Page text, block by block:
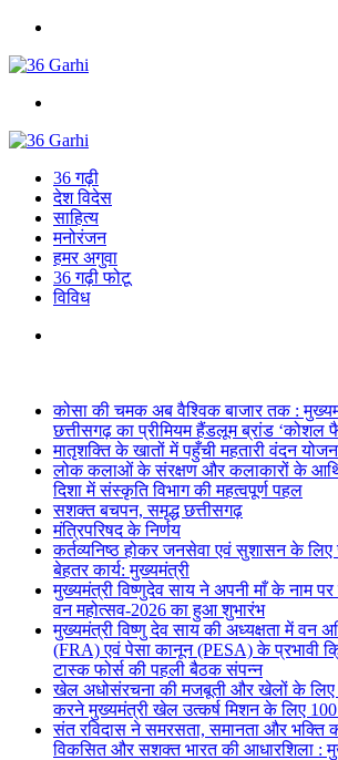
36 गढ़ी
देश विदेस
साहित्य
मनोरंजन
हमर अगुवा
36 गढ़ी फोटू
विविध
कोसा की चमक अब वैश्विक बाजार तक :
छत्तीसगढ़ का प्रीमियम हैंडलूम ब्रांड ‘कोशल
मातृशक्ति के खातों में पहुँची महतारी वंदन
लोक कलाओं के संरक्षण और कलाकारों के
दिशा में संस्कृति विभाग की महत्वपूर्ण पहल
सशक्त बचपन, समृद्ध छत्तीसगढ़
मंत्रिपरिषद के निर्णय
कर्तव्यनिष्ठ होकर जनसेवा एवं सुशासन के लिए
बेहतर कार्य: मुख्यमंत्री
मुख्यमंत्री विष्णुदेव साय ने अपनी माँ के नाम पर
वन महोत्सव-2026 का हुआ शुभारंभ
मुख्यमंत्री विष्णु देव साय की अध्यक्षता में वन
(FRA) एवं पेसा कानून (PESA) के प्रभावी
टास्क फोर्स की पहली बैठक संपन्न
खेल अधोसंरचना की मजबूती और खेलों के लिए
करने मुख्यमंत्री खेल उत्कर्ष मिशन के लिए 100
संत रविदास ने समरसता, समानता और भक्ति का
विकसित और सशक्त भारत की आधारशिला :